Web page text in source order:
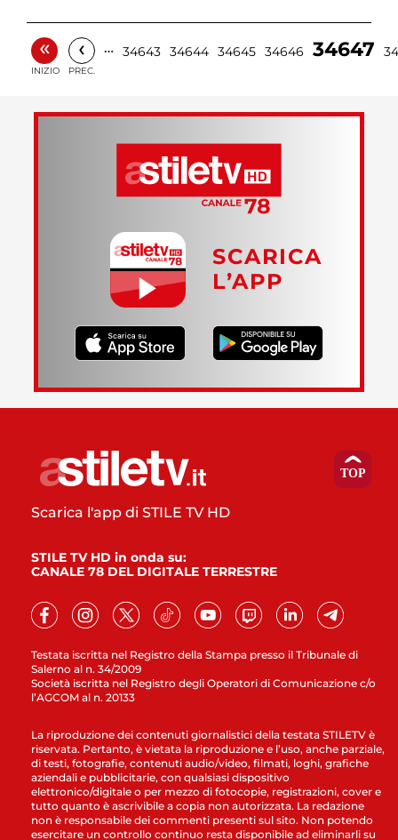
«
INIZIO
‹
PREC.
… 34643 34644 34645 34646 34647
SCARICA
L’APP
Testata iscritta nel Registro della Stampa presso il Tribunale di
Salerno al n. 34/2009
Società iscritta nel Registro degli Operatori di Comunicazione c/o
l’AGCOM al n. 20133
Scarica l'app di STILE TV HD
STILE TV HD in onda su:
CANALE 78 DEL DIGITALE TERRESTRE
La riproduzione dei contenuti giornalistici della testata STILETV è
riservata. Pertanto, è vietata la riproduzione e l’uso, anche parziale,
di testi, fotografie, contenuti audio/video, filmati, loghi, grafiche
aziendali e pubblicitarie, con qualsiasi dispositivo
elettronico/digitale o per mezzo di fotocopie, registrazioni, cover e
tutto quanto è ascrivibile a copia non autorizzata. La redazione
non è responsabile dei commenti presenti sul sito. Non potendo
esercitare un controllo continuo resta disponibile ad eliminarli su